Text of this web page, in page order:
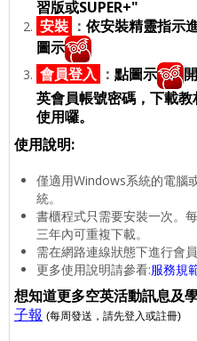
習版或SUPER+"
安裝 ： 依安裝精靈指示
圖示
會員登入 ： 點圖示
英會員帳號密碼，下載
使用囉。
使用說明:
僅適用Windows系統的電腦
統。
書櫃程式只需要安裝一次。
三年內可重複下載。
需在網路連線狀態下進行會
更多使用說明請參看:服務規
想知道更多空英活動訊息及
子報 (每周發送 ，請先登入或註冊)